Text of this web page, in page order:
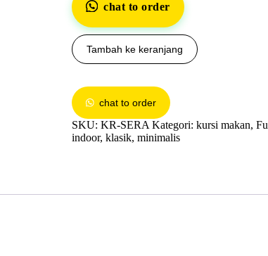
chat to order
Tambah ke keranjang
chat to order
SKU: KR-SERA Kategori: kursi makan,
indoor, klasik, minimalis